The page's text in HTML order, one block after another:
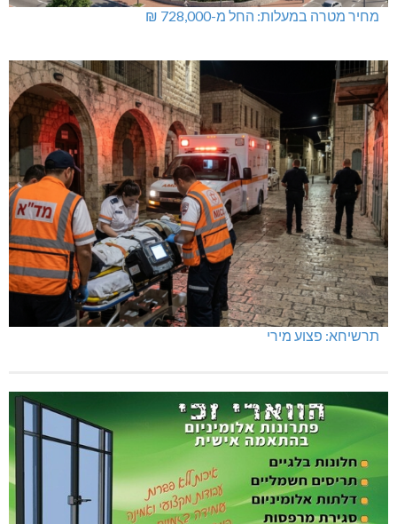
מחיר מטרה במעלות: החל מ-728,000 ₪
תרשיחא: פצוע מירי